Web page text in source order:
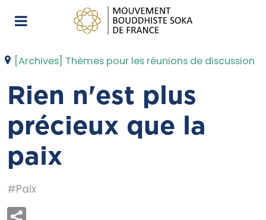
[Archives] Thèmes pour les réunions de discussion
Rien n'est plus
précieux que la
paix
#Paix